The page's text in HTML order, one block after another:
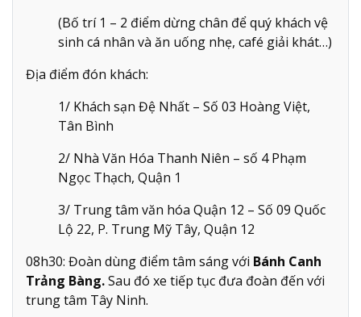
(Bố trí 1 – 2 điểm dừng chân để quý khách vệ
sinh cá nhân và ăn uống nhẹ, café giải khát…)
Địa điểm đón khách:
1/ Khách sạn Đệ Nhất – Số 03 Hoàng Việt,
Tân Bình
2/ Nhà Văn Hóa Thanh Niên – số 4 Phạm
Ngọc Thạch, Quận 1
3/ Trung tâm văn hóa Quận 12 – Số 09 Quốc
Lộ 22, P. Trung Mỹ Tây, Quận 12
08h30: Đoàn dùng điểm tâm sáng với Bánh Canh
Trảng Bàng.Sau đó xe tiếp tục đưa đoàn đến với
trung tâm Tây Ninh.